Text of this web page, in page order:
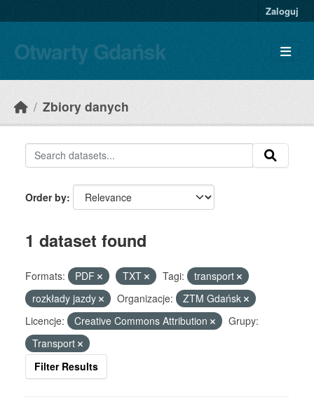
Zaloguj
Otwarty Gdańsk
Zbiory danych
Order by
1 dataset found
Formats: PDF TXT Tagi:
transport
rozkłady jazdy
Organizacje:
ZTM Gdańsk
Licencje:
Creative Commons Attribution
Grupy:
Transport
Filter Results